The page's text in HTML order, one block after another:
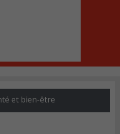
et bien-être